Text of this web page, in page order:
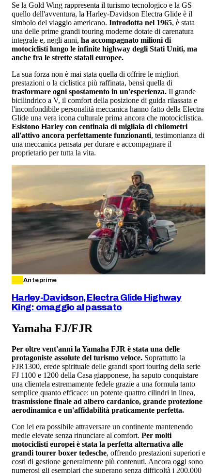
Se la Gold Wing rappresenta il turismo tecnologico e la GS
quello dell'avventura, la Harley-Davidson Electra Glide è il
simbolo del viaggio americano. Introdotta nel 1965, è stata
una delle prime grandi touring moderne dotate di carenatura
integrale e, negli anni, ha accompagnato milioni di
motociclisti lungo le infinite highway degli Stati Uniti, ma
anche fra le strette statali europee.
La sua forza non è mai stata quella di offrire le migliori
prestazioni o la ciclistica più raffinata, bensì quella di
trasformare ogni spostamento in un'esperienza. Il grande
bicilindrico a V, il comfort della posizione di guida rilassata e
l'inconfondibile personalità meccanica hanno fatto della Electra
Glide una vera icona culturale prima ancora che motociclistica.
Esistono Harley con centinaia di migliaia di chilometri
all'attivo ancora perfettamente funzionanti, testimonianza di
una meccanica pensata per durare e accompagnare il
proprietario per tutta la vita.
Anteprime
Harley-Davidson, Electra Glide Highway
King: omaggio al passato
Yamaha FJ/FJR
Per oltre vent'anni la Yamaha FJR è stata una delle
protagoniste assolute del turismo veloce. Soprattutto la
FJR1300, erede spirituale delle grandi sport touring della serie
FJ 1100 e 1200 della Casa giapponese, ha saputo conquistare
una clientela estremamente fedele grazie a una formula tanto
semplice quanto efficace: un potente quattro cilindri in linea,
trasmissione finale ad albero cardanico, grande protezione
aerodinamica e un'affidabilità praticamente perfetta.
Con lei era possibile attraversare un continente mantenendo
medie elevate senza rinunciare al comfort. Per molti
motociclisti europei è stata la perfetta alternativa alle
grandi tourer boxer tedesche, offrendo prestazioni superiori e
costi di gestione generalmente più contenuti. Ancora oggi sono
numerosi gli esemplari che superano senza difficoltà i 200.000